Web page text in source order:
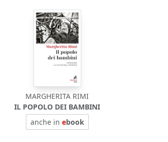
MARGHERITA RIMI
IL POPOLO DEI BAMBINI
anche in ebook